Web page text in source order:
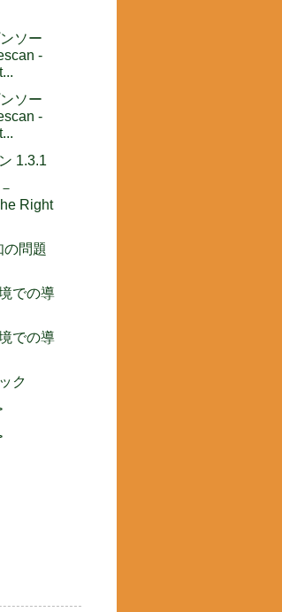
ソー
-
ソー
-
1.3.1
Right
の問題
での導
での導
ク